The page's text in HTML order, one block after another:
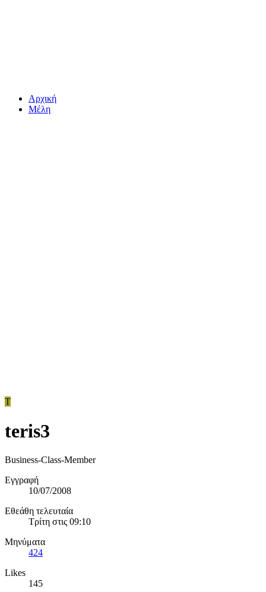
Αρχική
Μέλη
T
teris3
Business-Class-Member
Εγγραφή
10/07/2008
Εθεάθη τελευταία
Τρίτη στις 09:10
Μηνύματα
424
Likes
145